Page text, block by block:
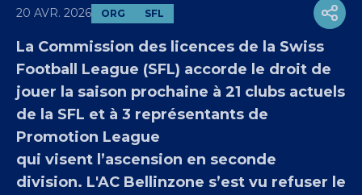
20 AVR. 2026 ORG SFL
La Commission des licences de la Swiss
Football League (SFL) accorde le droit de
jouer la saison prochaine à 21 clubs actuels
de la SFL et à 3 représentants de
Promotion League
qui visent l’ascension en seconde
division. L'AC Bellinzone s’est vu refuser le